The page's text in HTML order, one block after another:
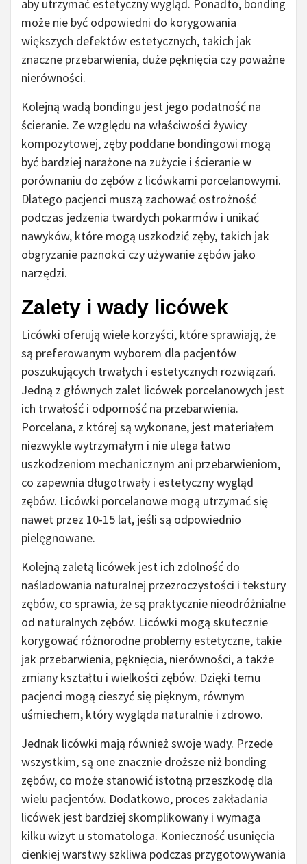
aby utrzymać estetyczny wygląd. Ponadto, bonding
może nie być odpowiedni do korygowania
większych defektów estetycznych, takich jak
znaczne przebarwienia, duże pęknięcia czy poważne
nierówności.
Kolejną wadą bondingu jest jego podatność na
ścieranie. Ze względu na właściwości żywicy
kompozytowej, zęby poddane bondingowi mogą
być bardziej narażone na zużycie i ścieranie w
porównaniu do zębów z licówkami porcelanowymi.
Dlatego pacjenci muszą zachować ostrożność
podczas jedzenia twardych pokarmów i unikać
nawyków, które mogą uszkodzić zęby, takich jak
obgryzanie paznokci czy używanie zębów jako
narzędzi.
Zalety i wady licówek
Licówki oferują wiele korzyści, które sprawiają, że
są preferowanym wyborem dla pacjentów
poszukujących trwałych i estetycznych rozwiązań.
Jedną z głównych zalet licówek porcelanowych jest
ich trwałość i odporność na przebarwienia.
Porcelana, z której są wykonane, jest materiałem
niezwykle wytrzymałym i nie ulega łatwo
uszkodzeniom mechanicznym ani przebarwieniom,
co zapewnia długotrwały i estetyczny wygląd
zębów. Licówki porcelanowe mogą utrzymać się
nawet przez 10-15 lat, jeśli są odpowiednio
pielęgnowane.
Kolejną zaletą licówek jest ich zdolność do
naśladowania naturalnej przezroczystości i tekstury
zębów, co sprawia, że są praktycznie nieodróżnialne
od naturalnych zębów. Licówki mogą skutecznie
korygować różnorodne problemy estetyczne, takie
jak przebarwienia, pęknięcia, nierówności, a także
zmiany kształtu i wielkości zębów. Dzięki temu
pacjenci mogą cieszyć się pięknym, równym
uśmiechem, który wygląda naturalnie i zdrowo.
Jednak licówki mają również swoje wady. Przede
wszystkim, są one znacznie droższe niż bonding
zębów, co może stanowić istotną przeszkodę dla
wielu pacjentów. Dodatkowo, proces zakładania
licówek jest bardziej skomplikowany i wymaga
kilku wizyt u stomatologa. Konieczność usunięcia
cienkiej warstwy szkliwa podczas przygotowywania